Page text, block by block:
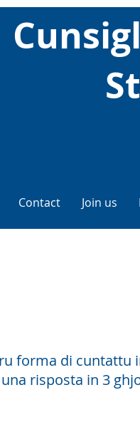
Contact Join us
forma di cuntattu
risposta in 3